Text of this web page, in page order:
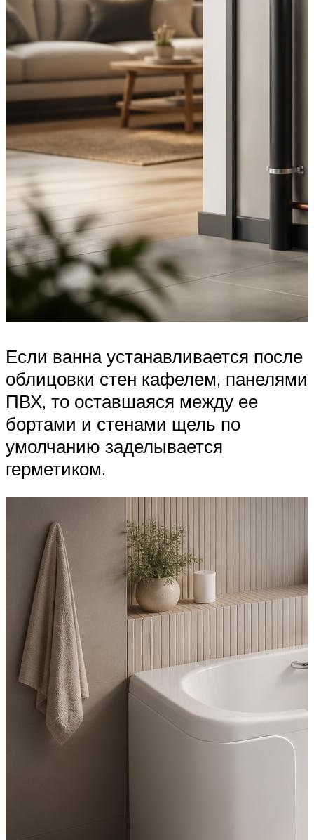
Если ванна устанавливается после
облицовки стен кафелем, панелями
ПВХ, то оставшаяся между ее
бортами и стенами щель по
умолчанию заделывается
герметиком.